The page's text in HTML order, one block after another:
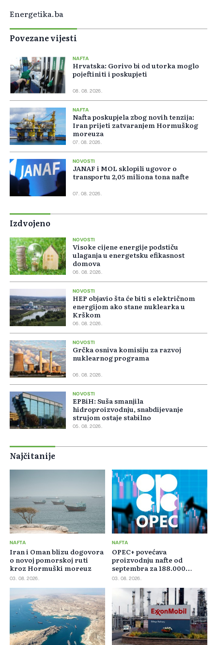
Energetika.ba
Povezane vijesti
NAFTA
Hrvatska: Gorivo bi od utorka moglo
pojeftiniti i poskupjeti
08. 08. 2026.
NAFTA
Nafta poskupjela zbog novih tenzija:
Iran prijeti zatvaranjem Hormuškog
moreuza
07. 08. 2026.
NOVOSTI
JANAF i MOL sklopili ugovor o
transportu 2,05 miliona tona nafte
07. 08. 2026.
Izdvojeno
NOVOSTI
Visoke cijene energije podstiču
ulaganja u energetsku efikasnost
domova
06. 08. 2026.
NOVOSTI
HEP objavio šta će biti s električnom
energijom ako stane nuklearka u
Krškom
06. 08. 2026.
NOVOSTI
Grčka osniva komisiju za razvoj
nuklearnog programa
06. 08. 2026.
NOVOSTI
EPBiH: Suša smanjila
hidroproizvodnju, snabdijevanje
strujom ostaje stabilno
05. 08. 2026.
Najčitanije
NAFTA
Iran i Oman blizu dogovora
o novoj pomorskoj ruti
kroz Hormuški moreuz
03. 08. 2026.
NAFTA
OPEC+ povećava
proizvodnju nafte od
septembra za 188.000
barela dnevno
03. 08. 2026.